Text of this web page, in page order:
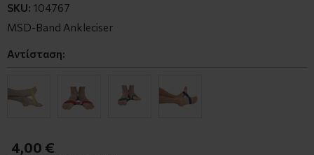
SKU: 104767
MSD-Band Ankleciser
Αντίσταση:
4,00 €